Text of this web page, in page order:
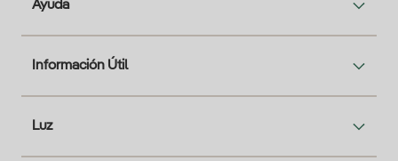
Ayuda
Información Útil
Luz